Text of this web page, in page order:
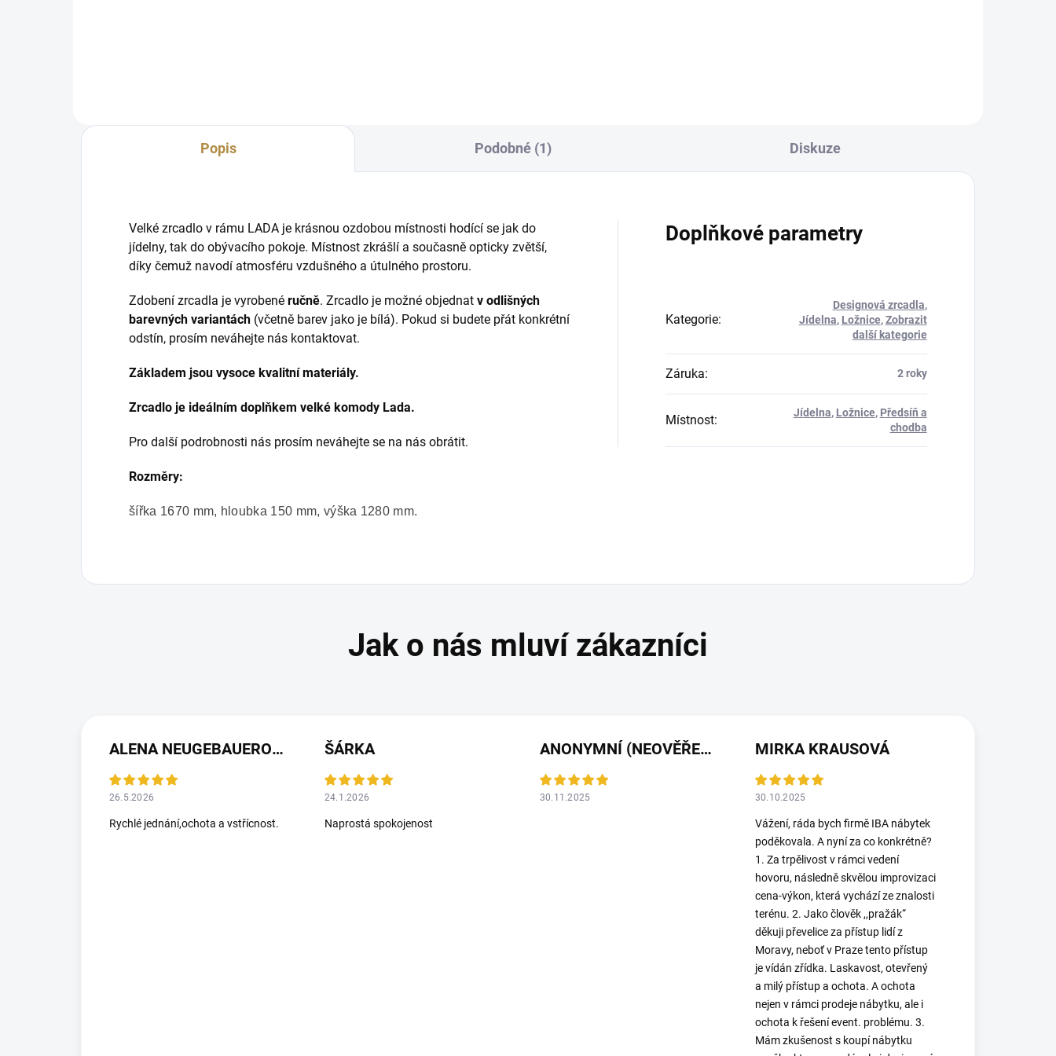
Popis Podobné (1) Diskuze
Velké zrcadlo v rámu LADA je krásnou ozdobou místnosti hodící se jak do
jídelny, tak do obývacího pokoje. Místnost zkrášlí a současně opticky zvětší,
díky čemuž navodí atmosféru vzdušného a útulného prostoru.
Zdobení zrcadla je vyrobené ručně. Zrcadlo je možné objednat v odlišných
barevných variantách (včetně barev jako je bílá). Pokud si budete přát konkrétní
odstín, prosím neváhejte nás kontaktovat.
Základem jsou vysoce kvalitní materiály.
Zrcadlo je ideálním doplňkem velké komody Lada.
Pro další podrobnosti nás prosím neváhejte se na nás obrátit.
Rozměry:
šířka 1670 mm, hloubka 150 mm, výška 1280 mm.
Doplňkové parametry
Kategorie:
Designová zrcadla,
Jídelna, Ložnice,Zobrazit
další kategorie
Záruka: 2 roky
Místnost: Jídelna, Ložnice, Předsíň a
chodba
ALENA NEUGEBAUEROVÁ
26.5.2026
Rychlé jednání,ochota a vstřícnost.
ŠÁRKA
24.1.2026
Naprostá spokojenost
ANONYMNÍ (NEOVĚŘENÁ RECENZE)
30.11.2025
MIRKA KRAUSOVÁ
30.10.2025
Vážení, ráda bych firmě IBA nábytek
poděkovala. A nyní za co konkrétně?
1. Za trpělivost v rámci vedení
hovoru, následně skvělou improvizaci
cena-výkon, která vychází ze znalosti
terénu. 2. Jako člověk ,,pražák“
děkuji převelice za přístup lidí z
Moravy, neboť v Praze tento přístup
je vídán zřídka. Laskavost, otevřený
a milý přístup a ochota. A ochota
nejen v rámci prodeje nábytku, ale i
ochota k řešení event. problému. 3.
Mám zkušenost s koupí nábytku